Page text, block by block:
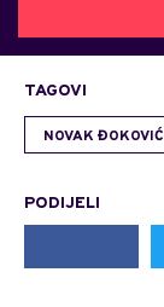
TAGOVI
NOVAK ĐOKOVIĆ
PODIJELI